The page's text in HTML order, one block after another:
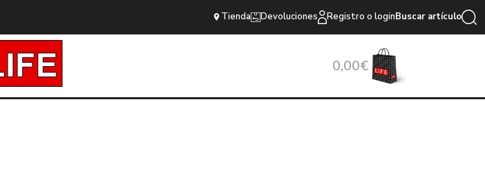
Tienda Devoluciones Registro o loginBuscar artículo
0,00€